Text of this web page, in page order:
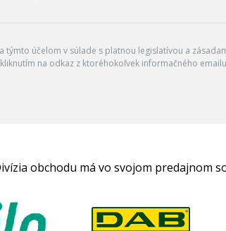
účelom v súlade s platnou legislatívou a
na odkaz z ktoréhokoľvek informačného
obchodu má vo svojom predajnom